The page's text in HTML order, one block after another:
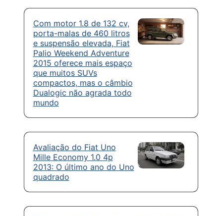
Com motor 1.8 de 132 cv,
porta-malas de 460 litros
e suspensão elevada, Fiat
Palio Weekend Adventure
2015 oferece mais espaço
que muitos SUVs
compactos, mas o câmbio
Dualogic não agrada todo
mundo
Avaliação do Fiat Uno
Mille Economy 1.0 4p
2013: O último ano do Uno
quadrado